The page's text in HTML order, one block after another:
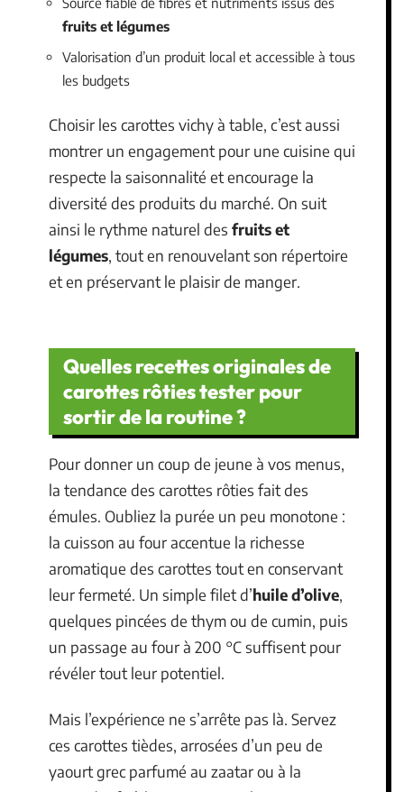
fruits et légumes
Valorisation d’un produit local et accessible à tous
les budgets
Choisir les carottes vichy à table, c’est aussi
montrer un engagement pour une cuisine qui
respecte la saisonnalité et encourage la
diversité des produits du marché. On suit
ainsi le rythme naturel des fruits et
légumes, tout en renouvelant son répertoire
et en préservant le plaisir de manger.
Quelles recettes originales de
carottes rôties tester pour
sortir de la routine ?
Pour donner un coup de jeune à vos menus,
la tendance des carottes rôties fait des
émules. Oubliez la purée un peu monotone :
la cuisson au four accentue la richesse
aromatique des carottes tout en conservant
leur fermeté. Un simple filet d’huile d’olive,
quelques pincées de thym ou de cumin, puis
un passage au four à 200 °C suffisent pour
révéler tout leur potentiel.
Mais l’expérience ne s’arrête pas là. Servez
ces carottes tièdes, arrosées d’un peu de
yaourt grec parfumé au zaatar ou à la